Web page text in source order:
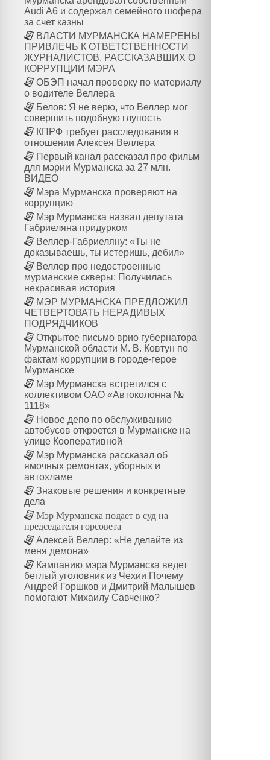
Audi A6 и содержал семейного шофера
за счет казны
ВЛАСТИ МУРМАНСКА НАМЕРЕНЫ
ПРИВЛЕЧЬ К ОТВЕТСТВЕННОСТИ
ЖУРНАЛИСТОВ, РАССКАЗАВШИХ О
КОРРУПЦИИ МЭРА
ОБЭП начал проверку по материалу
о водителе Веллера
Белов: Я не верю, что Веллер мог
совершить подобную глупость
КПРФ требует расследования в
отношении Алексея Веллера
Первый канал рассказал про фильм
для мэрии Мурманска за 27 млн.
ВИДЕО
Мэра Мурманска проверяют на
коррупцию
Мэр Мурманска назвал депутата
Габриеляна придурком
Веллер-Габриеляну: «Ты не
доказываешь, ты истеришь, дебил»
Веллер про недостроенные
мурманские скверы: Получилась
некрасивая история
МЭР МУРМАНСКА ПРЕДЛОЖИЛ
ЧЕТВЕРТОВАТЬ НЕРАДИВЫХ
ПОДРЯДЧИКОВ
Открытое письмо врио губернатора
Мурманской области М. В. Ковтун по
фактам коррупции в городе-герое
Мурманске
Мэр Мурманска встретился с
коллективом ОАО «Автоколонна №
1118»
Новое депо по обслуживанию
автобусов откроется в Мурманске на
улице Кооперативной
Мэр Мурманска рассказал об
ямочных ремонтах, уборных и
автохламе
Знаковые решения и конкретные
дела
Мэр Мурманска подает в суд на
председателя горсовета
Алексей Веллер: «Не делайте из
меня демона»
Кампанию мэра Мурманска ведет
беглый уголовник из Чехии Почему
Андрей Горшков и Дмитрий Малышев
помогают Михаилу Савченко?